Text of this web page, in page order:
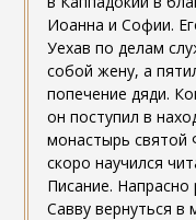
Иоанна и Софии.
Уехав по делам
собой жену, а
попечение дяди.
он поступил в
монастырь святой
скоро научился
Писание. Напрасно
Савву вернуться в